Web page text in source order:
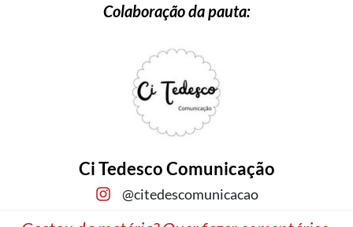
Colaboração da pauta:
Ci Tedesco Comunicação
@citedescomunicacao